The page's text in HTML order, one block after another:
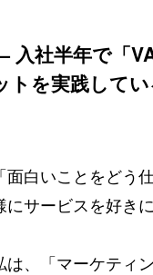
入社半年で「
トを実践して
「面白いことをど
にサービスを好き
は、「マーケティ